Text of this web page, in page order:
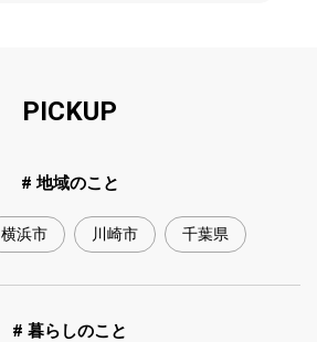
PICKUP
# 地域のこと
横浜市 川崎市 千葉県
# 暮らしのこと